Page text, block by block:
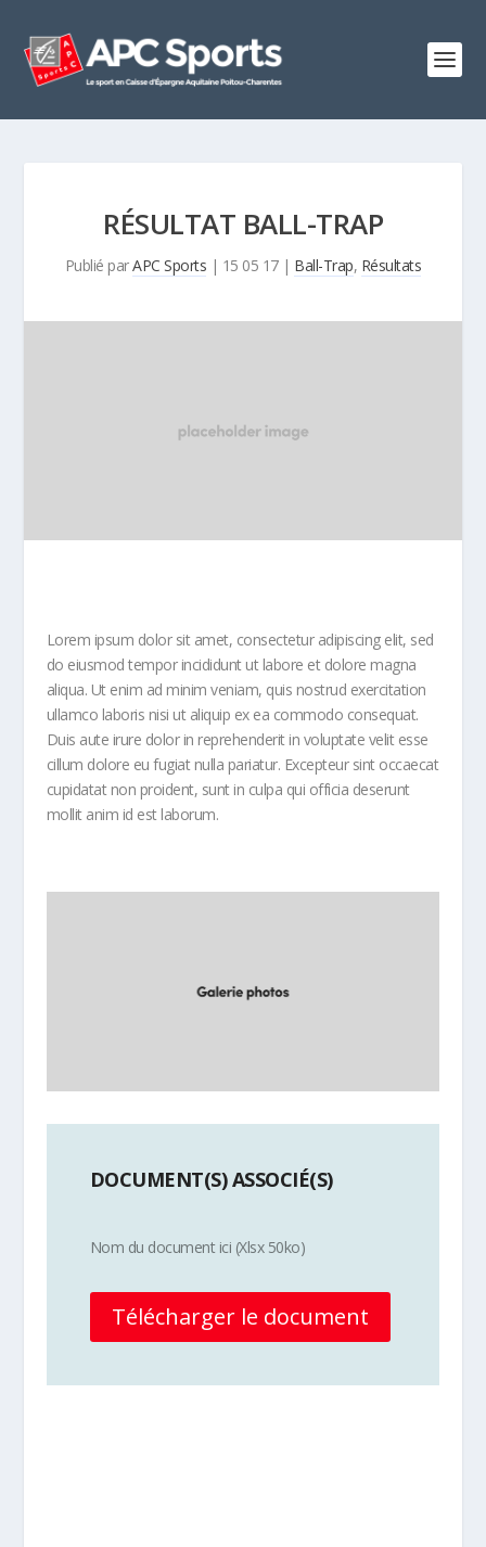
RÉSULTAT BALL-TRAP
Publié parAPC Sports | 15 05 17| Ball-Trap, Résultats
Lorem ipsum dolor sit amet, consectetur adipiscing elit, sed
do eiusmod tempor incididunt ut labore et dolore magna
aliqua. Ut enim ad minim veniam, quis nostrud exercitation
ullamco laboris nisi ut aliquip ex ea commodo consequat.
Duis aute irure dolor in reprehenderit in voluptate velit esse
cillum dolore eu fugiat nulla pariatur. Excepteur sint occaecat
cupidatat non proident, sunt in culpa qui officia deserunt
mollit anim id est laborum.
DOCUMENT(S) ASSOCIÉ(S)
Nom du document ici (Xlsx 50ko)
Télécharger le document